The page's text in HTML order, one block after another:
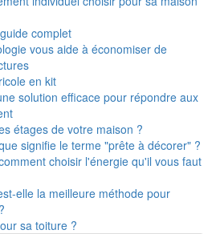
complet
vous aide à économiser de
en kit
solution efficace pour répondre aux
étages de votre maison ?
signifie le terme "prête à décorer" ?
choisir l'énergie qu'il vous faut
elle la meilleure méthode pour
sa toiture ?